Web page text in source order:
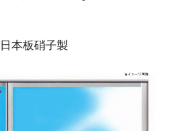
日本板硝子製